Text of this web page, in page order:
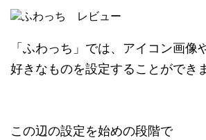
「ふわっち」では、アイコン画像
好きなものを設定することができ
この辺の設定を始めの段階で